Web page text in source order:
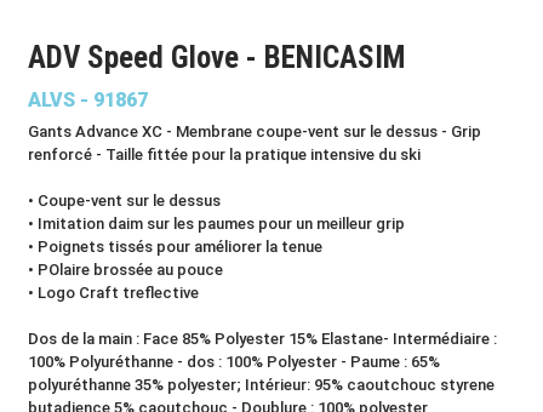
ADV Speed Glove - BENICASIM
ALVS - 91867
Gants Advance XC - Membrane coupe-vent sur le dessus - Grip
renforcé - Taille fittée pour la pratique intensive du ski
• Coupe-vent sur le dessus
• Imitation daim sur les paumes pour un meilleur grip
• Poignets tissés pour améliorer la tenue
• POlaire brossée au pouce
• Logo Craft treflective
Dos de la main : Face 85% Polyester 15% Elastane- Intermédiaire :
100% Polyuréthanne - dos : 100% Polyester - Paume : 65%
polyuréthanne 35% polyester; Intérieur: 95% caoutchouc styrene
butadience 5% caoutchouc - Doublure : 100% polyester